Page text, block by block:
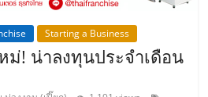
Starting a Business
ม่! น่าลงทุนประจำเดือน